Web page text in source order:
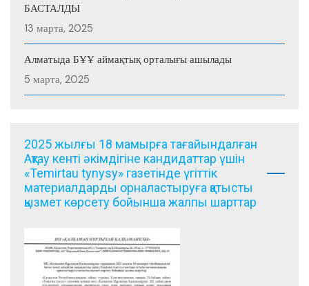
БАСТАЛДЫ
13 марта, 2025
Алматыда БҰҰ аймақтық орталығы ашылады
5 марта, 2025
2025 жылғы 18 мамырға тағайындалған
Ақтау кенті әкімдігіне кандидаттар үшін
«Temirtau tynysy» газетінде үгіттік
материалдарды орналастыруға қатысты
қызмет көрсету бойынша жалпы шарттар